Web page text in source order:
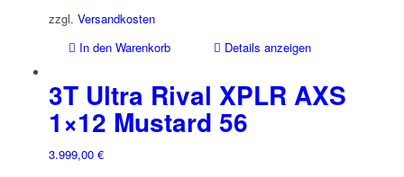
zzgl. Versandkosten
In den Warenkorb
Details anzeigen
3T Ultra Rival XPLR AXS
1×12 Mustard 56
3.999,00 €